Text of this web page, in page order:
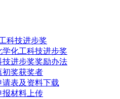
科技进步奖
化工科技进步奖
进步奖奖励办法
初奖获奖者
请表及资料下载
报材料上传